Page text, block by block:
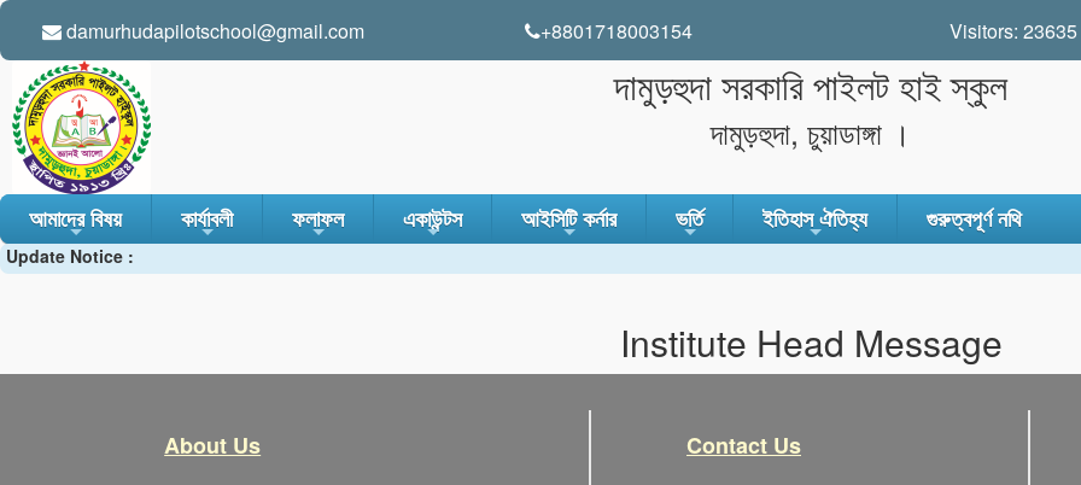
damurhudapilotschool@gmail.com +8801718003154 Visitors: 23635
দামুড়হুদা সরকারি পাইলট হাই স্কুল
দামুড়হুদা, চুয়াডাঙ্গা ।
+
আমাদের বিষয় কার্যাবলী ফলাফল একাউন্টস আইসিটি কর্নার ভর্তি ইতিহাস ঐতিহ্য গুরুত্বপূর্ণ নথি
Update Notice :
Institute Head Message
About Us Contact Us